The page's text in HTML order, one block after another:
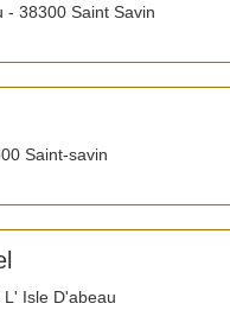
38300 Saint Savin
Saint-savin
Isle D'abeau